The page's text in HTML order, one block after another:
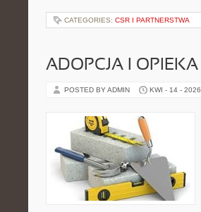
CATEGORIES: CSR I PARTNERSTWA
ADOPCJA I OPIEKA
POSTED BY ADMIN KWI - 14 - 2026